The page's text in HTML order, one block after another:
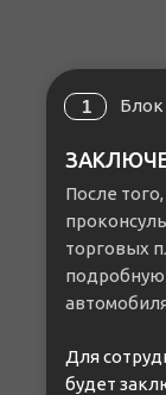
Блок
1
После
торговых
Для
будет